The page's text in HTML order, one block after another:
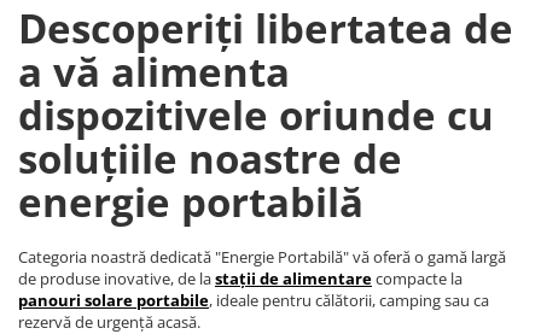
Descoperiți libertatea de
a vă alimenta
dispozitivele oriunde cu
soluțiile noastre de
energie portabilă
Categoria noastră dedicată "Energie Portabilă" vă oferă o gamă largă
de produse inovative, de lastații de alimentarecompacte la
panouri solare portabile, ideale pentru călătorii, camping sau ca
rezervă de urgență acasă.